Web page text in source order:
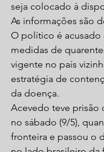
seja colocado à
As informações são
O político é acusado
medidas de
vigente no país
estratégia de
da doença.
Acevedo teve prisão
no sábado (9/5),
fronteira e passou o